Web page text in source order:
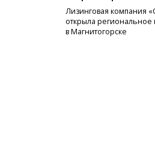
Лизинговая компания
открыла региональное
в Магнитогорске